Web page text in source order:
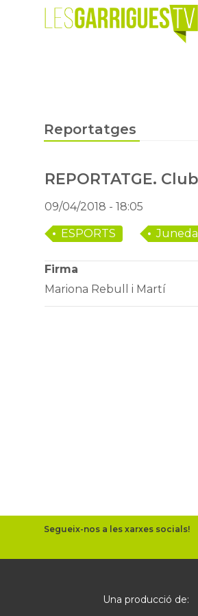
Reportatges
REPORTATGE.
09/04/2018 - 18:05
ESPORTS Juneda
Firma
Mariona Rebull i Martí
Segueix-nos a les xarxes socials!
Una producció de: